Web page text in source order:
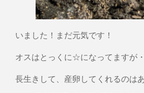
いました！まだ元気です！
オスはとっくに☆になってますが・
長生きして、産卵してくれるのは